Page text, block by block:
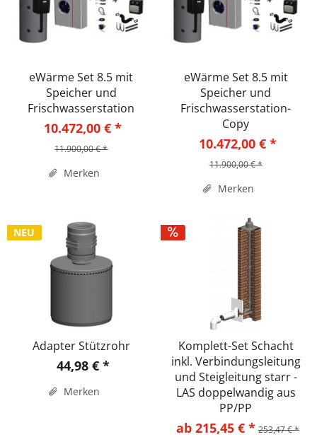
eWärme Set 8.5 mit
Speicher und
Frischwasserstation
10.472,00 € *
11.900,00 € *
Merken
eWärme Set 8.5 mit
Speicher und
Frischwasserstation-
Copy
10.472,00 € *
11.900,00 € *
Merken
NEU
Adapter Stützrohr
44,98 € *
Merken
Komplett-Set Schacht
inkl. Verbindungsleitung
und Steigleitung starr -
LAS doppelwandig aus
PP/PP
ab 215,45 € * 253,47 € *